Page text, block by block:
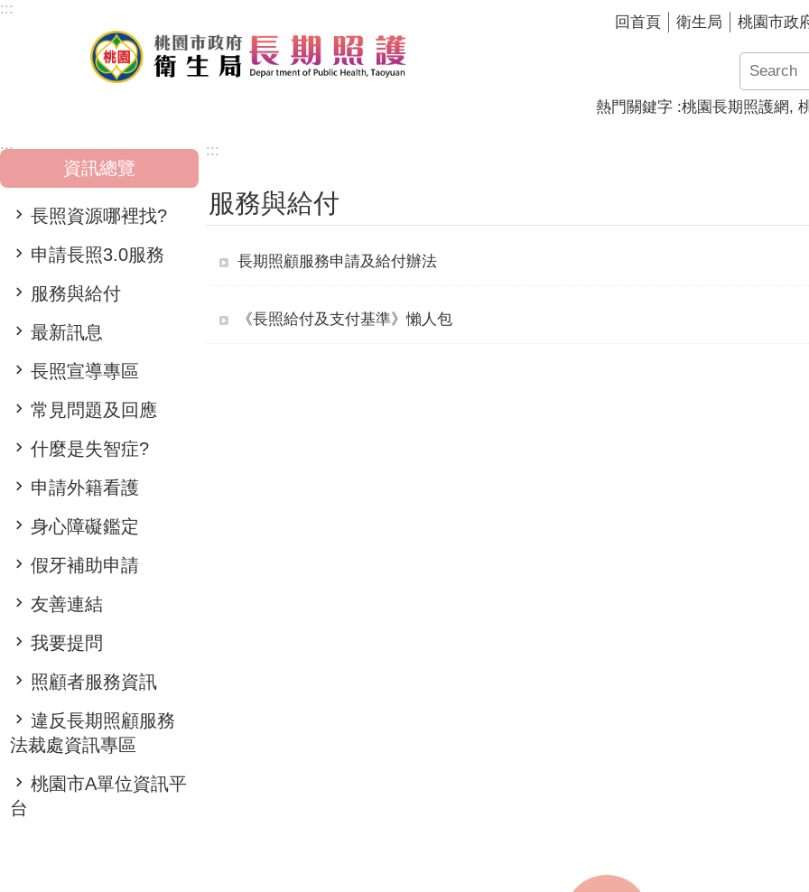
跳到主要內容區塊
:::
回首頁 衛生局 桃園市政
熱門關鍵字 桃園長期照護網
:::
資訊總覽
長照資源哪裡找?
申請長照3.0服務
服務與給付
最新訊息
長照宣導專區
常見問題及回應
什麼是失智症?
申請外籍看護
身心障礙鑑定
假牙補助申請
友善連結
我要提問
照顧者服務資訊
違反長期照顧服務
法裁處資訊專區
桃園市A單位資訊平
台
:::
服務與給付
長期照顧服務申請及給付辦法
《長照給付及支付基準》懶人包